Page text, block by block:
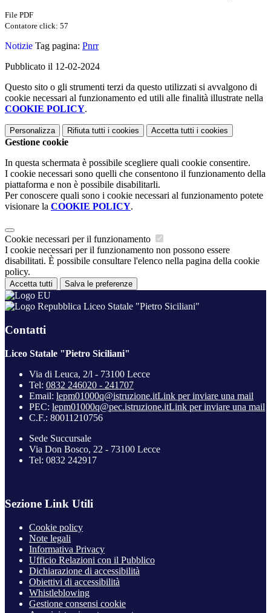
File PDF
Contatore click: 57
Notizie Tag pagina: Pnrr
Pubblicato il 12-02-2024
Questo sito o gli strumenti terzi da questo utilizzati si avvalgono di
cookie necessari al funzionamento ed utili alle finalità illustrate nella
COOKIE POLICY.
Personalizza Rifiuta tutti i cookies Accetta tutti i cookies
Gestione cookie
In questa schermata è possibile scegliere quali cookie consentire.
I cookie necessari sono quelli che consentono il funzionamento della
piattaforma e non è possibile disabilitarli.
Per conoscere quali sono i cookie necessari al funzionamento potete
visionare la COOKIE POLICY.
Cookie necessari per il funzionamento
I cookie necessari per il funzionamento non possono essere
disabilitati. È possibile consultare l'elenco nella pagina della cookie
policy.
Accetta tutti Salva le preferenze
Liceo Statale "Pietro Siciliani"
Contatti
Liceo Statale "Pietro Siciliani"
Via di Leuca, 2/l - 73100 Lecce
Tel: 0832 246020 - 241707
Email: lepm01000q@istruzione.itLink per inviare una mail
PEC: lepm01000q@pec.istruzione.itLink per inviare una mail
C.F.: 80011210756
Sede Succursale
Via Don Bosco, 22 - 73100 Lecce
Tel: 0832 242917
Sezione Link Utili
Cookie policy
Note legali
Informativa Privacy
Ufficio Relazioni con il Pubblico
Dichiarazione di accessibilità
Obiettivi di accessibilità
Whistleblowing
Gestione consensi cookie